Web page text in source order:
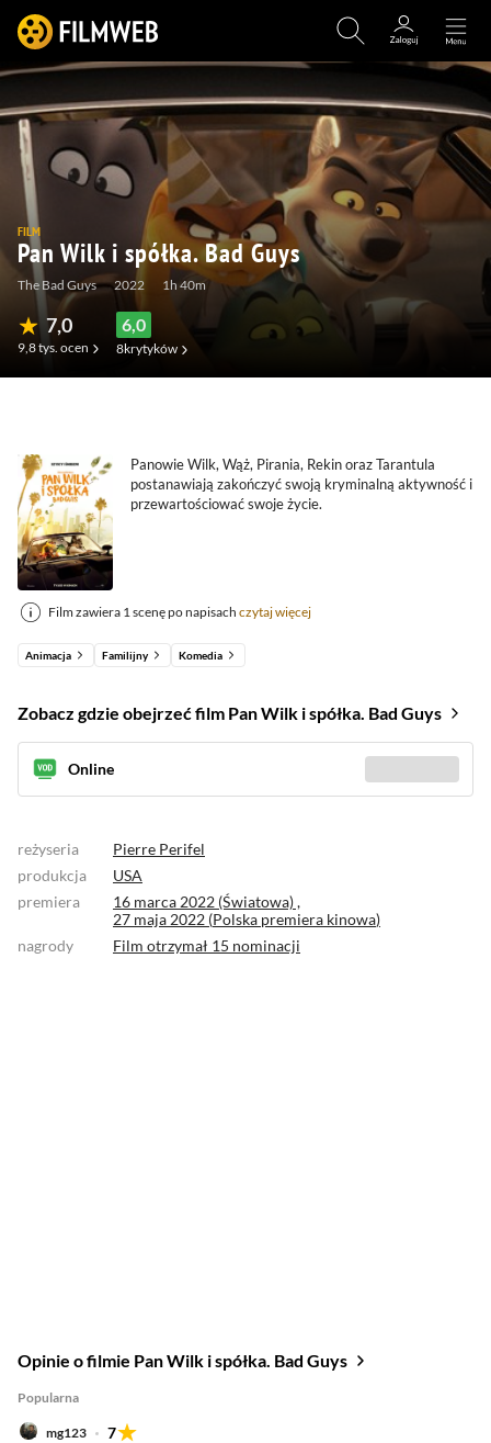
FILM
Pan Wilk i spółka. Bad Guys
The Bad Guys 2022 1h 40m
7,0
9,8 tys. ocen
6,0
8krytyków
Panowie Wilk, Wąż, Pirania, Rekin oraz Tarantula
postanawiają zakończyć swoją kryminalną aktywność i
przewartościować swoje życie.
Film zawiera 1 scenę po napisach czytaj więcej
Animacja Familijny Komedia
reżyseria
Pierre Perifel
produkcja
USA
premiera
16 marca 2022 (Światowa) ,
27 maja 2022 (Polska premiera kinowa)
nagrody
Film otrzymał 15 nominacji
Zobacz gdzie obejrzeć film Pan Wilk i spółka. Bad Guys
Online
Opinie o filmie Pan Wilk i spółka. Bad Guys
Popularna
mg123
7